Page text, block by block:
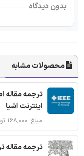
بدون دیدگاه
محصولات مشابه
اینترنت اشیا
مبلغ: ۱۶۸,۰۰۰ تومان
ترجمه